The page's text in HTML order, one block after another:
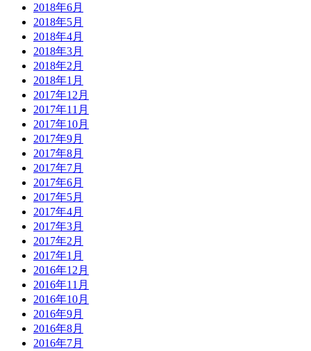
2018年6月
2018年5月
2018年4月
2018年3月
2018年2月
2018年1月
2017年12月
2017年11月
2017年10月
2017年9月
2017年8月
2017年7月
2017年6月
2017年5月
2017年4月
2017年3月
2017年2月
2017年1月
2016年12月
2016年11月
2016年10月
2016年9月
2016年8月
2016年7月